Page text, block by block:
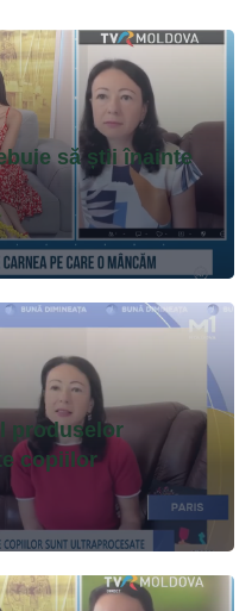
să știi înainte
produselor
copiilor